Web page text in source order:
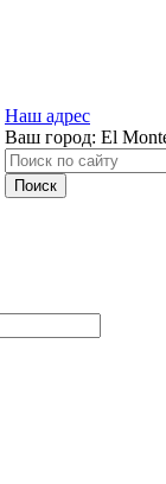
Наш адрес
Ваш город: El